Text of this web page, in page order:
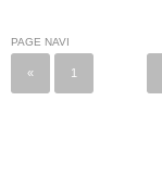
PAGE NAVI
« 1